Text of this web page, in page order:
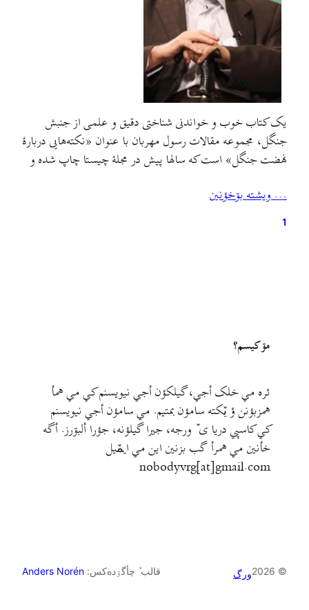
یک کتاب خوب و خواندنی شناختی دقیق و علمی از جنبش
جنگل، مجموعه مقالات رسول مهربان با عنوان «نکته‌هایی دربارهٔ
نهضت جنگل»‌ است که سالها پیش در مجلهٔ چیستا چاپ شده و
فایل پی‌دی‌اف کلی و به شکل یک کتاب گردآمده و برای…
… ويشته بۊخؤنين
1
مۊ کيسم؟
ئره مي خلک أجي، گيلکؤن أجي نيويسنم کي مي همأ
همزبؤنن ؤ يٚکته سامؤن بمتيم. مي سامؤن أجي نيويسنم
کي کاسپي دريا ی ٚ ورجه، جيرا گيلؤنه، جؤرا ألبۊرز. أگه
خأنين مي همرأ گب بزنين اين مي ايمٚیل‌ ‌
nobodyvrg[at]gmail.com
© 2026 ورگ قالب ٚ چأگۊده‌کس: Anders Norén